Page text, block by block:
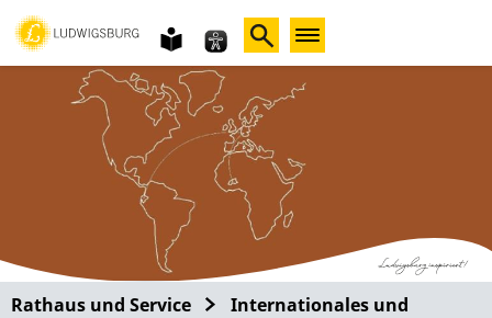
Gebärdensprache
leichte
Sprache
Rathaus und Service
Internationales und